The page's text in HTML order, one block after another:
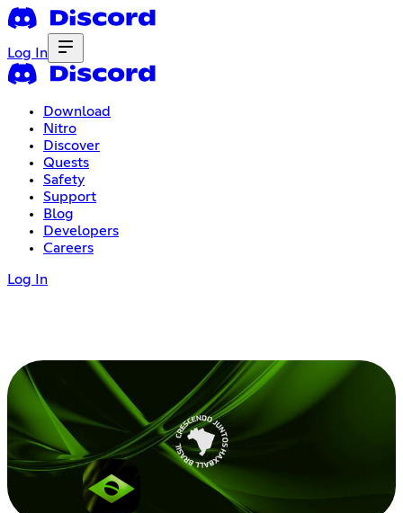
Log In
Download
Nitro
Discover
Quests
Safety
Support
Blog
Developers
Careers
Log In